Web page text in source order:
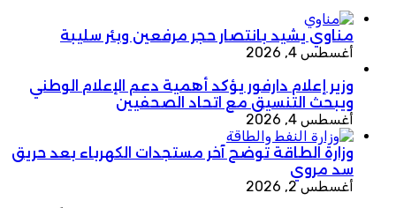
مناوي يشيد بانتصار حجر مرفعين وبئر سليبة
أغسطس 4, 2026
وزير إعلام دارفور يؤكد أهمية دعم الإعلام الوطني
ويبحث التنسيق مع اتحاد الصحفيين
أغسطس 4, 2026
وزارة الطاقة توضح آخر مستجدات الكهرباء بعد حريق
سد مروي
أغسطس 2, 2026